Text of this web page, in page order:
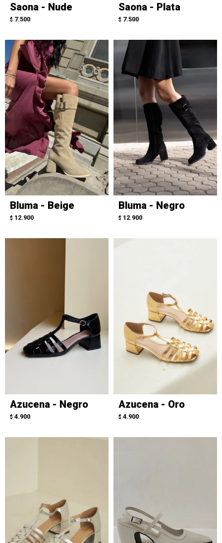
Saona - Nude
$ 7.500
Saona - Plata
$ 7.500
Bluma - Beige
$ 12.900
Bluma - Negro
$ 12.900
Azucena - Negro
$ 4.900
Azucena - Oro
$ 4.900